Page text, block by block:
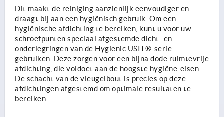
Dit maakt de reiniging aanzienlijk eenvoudiger en
draagt bij aan een hygiënisch gebruik. Om een
hygiënische afdichting te bereiken, kunt u voor uw
schroefpunten speciaal afgestemde dicht- en
onderlegringen van de Hygienic USIT®-serie
gebruiken. Deze zorgen voor een bijna dode ruimtevrije
afdichting, die voldoet aan de hoogste hygiëne-eisen.
De schacht van de vleugelbout is precies op deze
afdichtingen afgestemd om optimale resultaten te
bereiken.